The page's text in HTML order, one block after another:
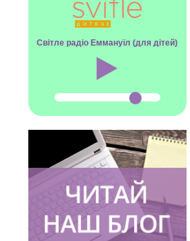
Світле радіо Еммануїл (для дітей)